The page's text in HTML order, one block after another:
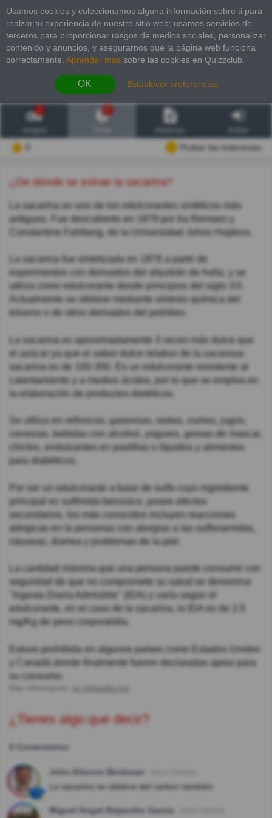
Usamos cookies y coleccionamos alguna información sobre ti para
realzar tu experiencia de nuestro sitio web; usamos servicios de
terceros para proporcionar rasgos de medios sociales, personalizar
contenido y anuncios, y asegurarnos que la página web funciona
correctamente. Aprender más sobre las cookies en Quizzclub.
OK Establecer preferencias
2
Probar las inderectas
¿De dónde se extrae la sacarina?
La sacarina es uno de los edulcorantes sintéticos más
antiguos. Fue descubierto en 1879 por Ira Remsen y
Constantine Fahlberg, de la Universidad Johns Hopkins.
La sacarina fue sintetizada en 1878 a partir de
experimentos con derivados del alquitrán de hulla, y se
utiliza como edulcorante desde principios del siglo XX.
Actualmente se obtiene mediante síntesis química del
tolueno o de otros derivados del petróleo.
La sacarina es aproximadamente 3 veces más dulce que
el azúcar ya que el sabor dulce relativo de la sacarosa-
sacarina es de 100-300. Es un edulcorante resistente al
calentamiento y a medios ácidos, por lo que se emplea en
la elaboración de productos dietéticos.
Se utiliza en refrescos, gaseosas, sodas, zumos, jugos,
cervezas, bebidas con alcohol, yogures, gomas de mascar,
chicles, endulzantes en pastillas o líquidos y alimentos
para diabéticos.
Por ser un edulcorante a base de sulfa cuyo ingrediente
principal es sulfimida benzoico, posee efectos
secundarios, los más conocidos incluyen reacciones
alérgicas en la personas con alergias a las sulfonamidas,
náuseas, diarrea y problemas de la piel.
La cantidad máxima que una persona puede consumir con
seguridad de que no compromete su salud se denomina
"Ingesta Diaria Admisible" (IDA) y varía según el
edulcorante, en el caso de la sacarina, la IDA es de 2.5
mg/Kg de peso corporal/día.
Estuvo prohibida en algunos países como Estados Unidos
y Canadá donde finalmente fueron declaradas aptas para
su consumo.
es.wikipedia.org
¿Tienes algo que decir?
5 Comentarios
John Etienne Beckman
La sacarina se obtiene del carbon también
Miguel Angel Alejandro Garcia